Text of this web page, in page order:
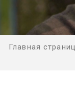
Главная